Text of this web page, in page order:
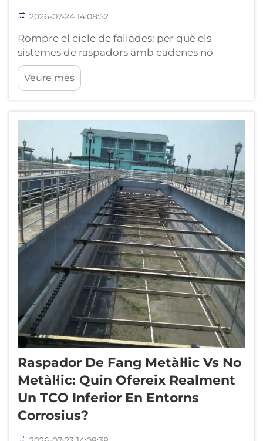
2026-07-24 14:08:52
Rompre el cicle de fallades: per què els
sistemes de raspadors amb cadenes no
metàl·liques duren anys més que els metàl·lics.
Un sistema de raspadors que falla cada pocs
mesos no és una anomalia: és una
components de cadena i paletes metàl·liques
en un entorn...
Veure més
Raspador De Fang Metàl·lic Vs No
Metàl·lic: Quin Ofereix Realment
Un TCO Inferior En Entorns
Corrosius?